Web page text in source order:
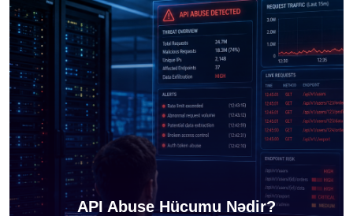
API Abuse Hücumu Nədir?